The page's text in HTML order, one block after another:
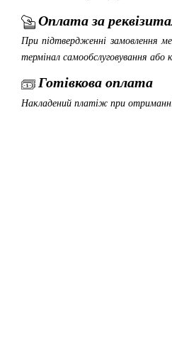
Оплата за
При підтвердженні замовлення
термінал самообслуговування або
Готівкова оплата
Накладений платіж при